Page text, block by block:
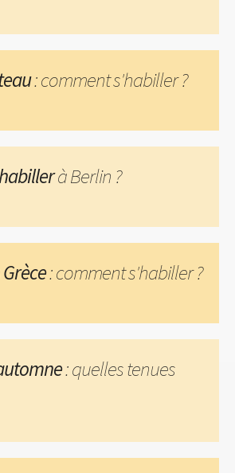
: comment s'habiller ?
à Berlin ?
: comment s'habiller ?
: quelles tenues